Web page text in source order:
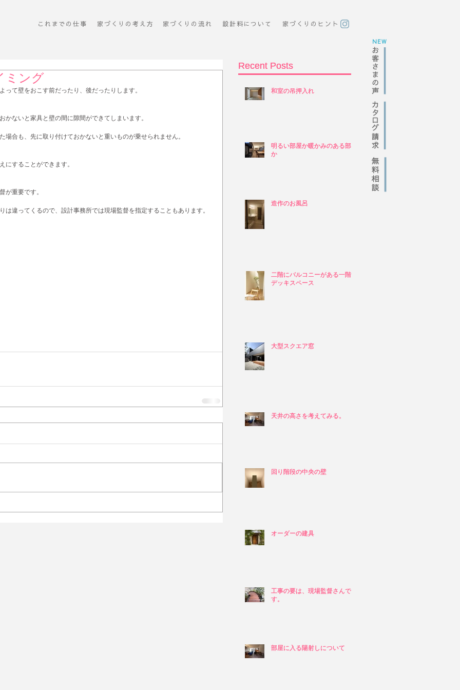
NEW
これまでの仕事 ​家づくりの考え方 ​家づくりの流れ 設計料について ​家づくりのヒント
Recent Posts
和室の吊押入れ
明るい部屋か暖かみのある部屋
か
造作のお風呂
二階にバルコニーがある一階の
デッキスペース
大型スクエア窓
天井の高さを考えてみる。
回り階段の中央の壁
オーダーの建具
工事の要は、現場監督さんで
す。
部屋に入る陽射しについて
ミング
って壁をおこす前だったり、後だったりします。
かないと家具と壁の間に隙間ができてしまいます。
場合も、先に取り付けておかないと重いものが乗せられません。
にすることができます。
が重要です。
は違ってくるので、設計事務所では現場監督を指定することもあります。
Recent Posts
和室の吊押入れ
明るい部屋か暖かみのある部屋
か
造作のお風呂
二階にバルコニーがある一階の
デッキスペース
大型スクエア窓
天井の高さを考えてみる。
回り階段の中央の壁
オーダーの建具
工事の要は、現場監督さんで
す。
部屋に入る陽射しについて